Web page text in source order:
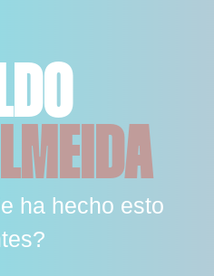
ha hecho esto